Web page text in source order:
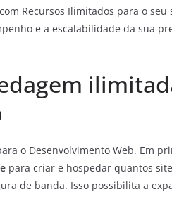
Recursos Ilimitados para o
e a escalabilidade da sua
o Desenvolvimento Web. Em
para criar e hospedar quantos
de banda. Isso possibilita a